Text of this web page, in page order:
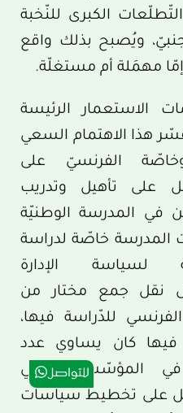
الكبرى للنّخبة
ويُصبح بذلك واقع
إمّا مهمَلة أم مستغلّة.
الاستعمار الرئيسة
هذا الاهتمام السعي
الفرنسيّ على
تأهيل وتدريب
في المدرسة الوطنيّة
المدرسة خاصّة لدراسة
لسياسة الإدارة
نقل جمع مختار من
للدّراسة فيها،
فيها كان يساوي عدد
في المؤسّسة. وبقي
على تخطيط سياسات
للتواصل